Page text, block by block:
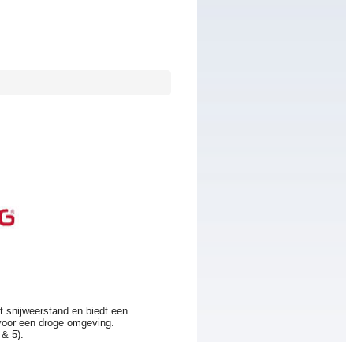
snijweerstand en biedt een
een droge omgeving.
5).